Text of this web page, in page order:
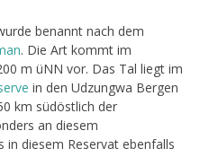
benannt nach dem
. Die Art kommt im
m üNN vor. Das Tal liegt im
in den Udzungwa Bergen
km südöstlich der
an diesem
in diesem Reservat ebenfalls